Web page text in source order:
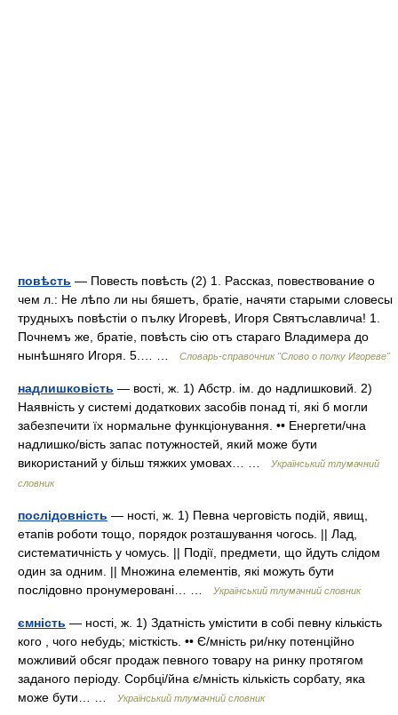
повѣсть — Повесть повѣсть (2) 1. Рассказ, повествование о
чем л.: Не лѣпо ли ны бяшетъ, братіе, начяти старыми словесы
трудныхъ повѣстіи о пълку Игоревѣ, Игоря Святъславлича! 1.
Почнемъ же, братіе, повѣсть сію отъ стараго Владимера до
нынѣшняго Игоря. 5.… …
Словарь-справочник "Слово о полку Игореве"
надлишковість — вості, ж. 1) Абстр. ім. до надлишковий. 2)
Наявність у системі додаткових засобів понад ті, які б могли
забезпечити їх нормальне функціонування. •• Енергети/чна
надлишко/вість запас потужностей, який може бути
використаний у більш тяжких умовах… …
Український тлумачний
словник
послідовність — ності, ж. 1) Певна черговість подій, явищ,
етапів роботи тощо, порядок розташування чогось. || Лад,
систематичність у чомусь. || Події, предмети, що йдуть слідом
один за одним. || Множина елементів, які можуть бути
послідовно пронумеровані… …
Український тлумачний словник
ємність — ності, ж. 1) Здатність умістити в собі певну кількість
кого , чого небудь; місткість. •• Є/мність ри/нку потенційно
можливий обсяг продаж певного товару на ринку протягом
заданого періоду. Сорбці/йна є/мність кількість сорбату, яка
може бути… …
Український тлумачний словник